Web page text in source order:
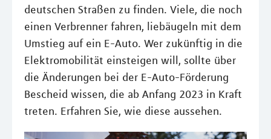
deutschen Straßen zu finden. Viele, die noch
einen Verbrenner fahren, liebäugeln mit dem
Umstieg auf ein E-Auto. Wer zukünftig in die
Elektromobilität einsteigen will, sollte über
die Änderungen bei der E-Auto-Förderung
Bescheid wissen, die ab Anfang 2023 in Kraft
treten. Erfahren Sie, wie diese aussehen.